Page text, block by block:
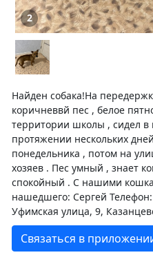
2
Найден собака!На
коричневвй пес , белое
территории школы , сидел в
протяжении нескольких
понедельника , потом на
хозяев . Пес умный , знает
спокойный . С нашими
нашедшего: Сергей
Уфимская улица, 9,
Связаться в